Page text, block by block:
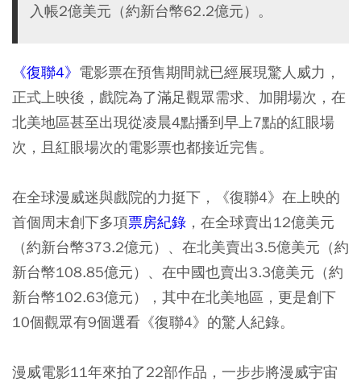
入帳2億美元（約新台幣62.2億元）。
《復聯4》 電影票在預售期間就已經展現驚人威力，
正式上映後，戲院為了滿足觀眾需求、加開場次，在
北美地區甚至出現從凌晨4點播到早上7點的紅眼場
次，且紅眼場次的電影票也都接近完售。
在全球漫威迷與戲院的力挺下，《復聯4》在上映的
首個周末創下多項票房紀錄 ，在全球賣出12億美元
（約新台幣373.2億元）、在北美賣出3.5億美元（約
新台幣108.85億元）、在中國也賣出3.3億美元（約
新台幣102.63億元），其中在北美地區，更是創下
10個觀眾有9個選看《復聯4》的驚人紀錄。
漫威電影11年來拍了22部作品，一步步將漫威宇宙